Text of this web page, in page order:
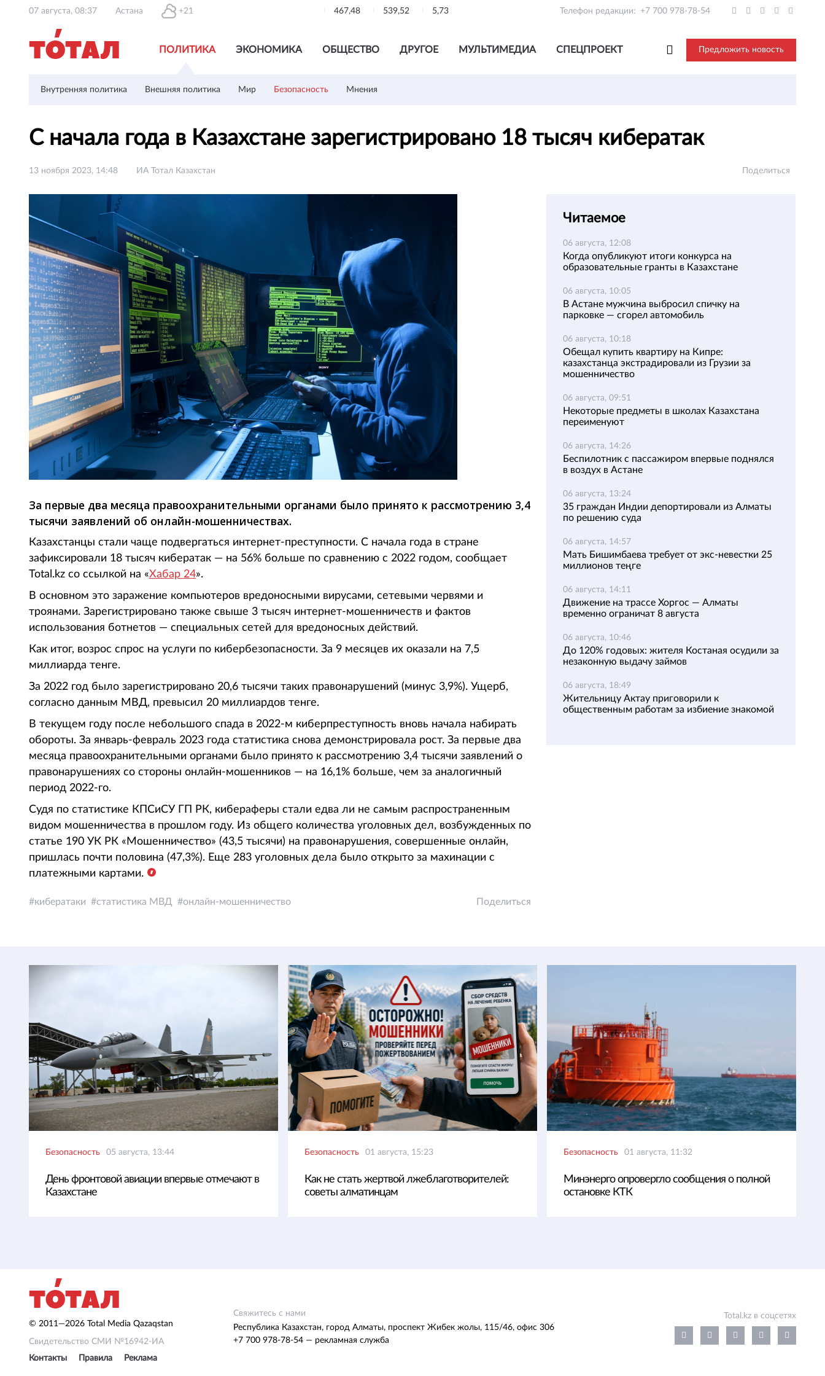
07 августа, 08:37 Астана +21 467,48 539,52 5,73 Телефон редакции: +7 700 978-78-54
ПОЛИТИКА ЭКОНОМИКА ОБЩЕСТВО ДРУГОЕ МУЛЬТИМЕДИА СПЕЦПРОЕКТ Предложить новость
Внутренняя политика Внешняя политика Мир Безопасность Мнения
С начала года в Казахстане зарегистрировано 18 тысяч кибератак
13 ноября 2023, 14:48 ИА Тотал Казахстан Поделиться
За первые два месяца правоохранительными органами было принято к рассмотрению 3,4
тысячи заявлений об онлайн-мошенничествах.
Казахстанцы стали чаще подвергаться интернет-преступности. С начала года в стране
зафиксировали 18 тысяч кибератак — на 56% больше по сравнению с 2022 годом, сообщает
Total.kz со ссылкой на «Хабар 24».
В основном это заражение компьютеров вредоносными вирусами, сетевыми червями и
троянами. Зарегистрировано также свыше 3 тысяч интернет-мошенничеств и фактов
использования ботнетов — специальных сетей для вредоносных действий.
Как итог, возрос спрос на услуги по кибербезопасности. За 9 месяцев их оказали на 7,5
миллиарда тенге.
За 2022 год было зарегистрировано 20,6 тысячи таких правонарушений (минус 3,9%). Ущерб,
согласно данным МВД, превысил 20 миллиардов тенге.
В текущем году после небольшого спада в 2022-м киберпреступность вновь начала набирать
обороты. За январь-февраль 2023 года статистика снова демонстрировала рост. За первые два
месяца правоохранительными органами было принято к рассмотрению 3,4 тысячи заявлений о
правонарушениях со стороны онлайн-мошенников — на 16,1% больше, чем за аналогичный
период 2022-го.
Судя по статистике КПСиСУ ГП РК, кибераферы стали едва ли не самым распространенным
видом мошенничества в прошлом году. Из общего количества уголовных дел, возбужденных по
статье 190 УК РК «Мошенничество» (43,5 тысячи) на правонарушения, совершенные онлайн,
пришлась почти половина (47,3%). Еще 283 уголовных дела было открыто за махинации с
платежными картами.
кибератаки статистика МВД онлайн-мошенничество Поделиться
Читаемое
06 августа, 12:08
Когда опубликуют итоги конкурса на
образовательные гранты в Казахстане
06 августа, 10:05
В Астане мужчина выбросил спичку на
парковке — сгорел автомобиль
06 августа, 10:18
Обещал купить квартиру на Кипре:
казахстанца экстрадировали из Грузии за
мошенничество
06 августа, 09:51
Некоторые предметы в школах Казахстана
переименуют
06 августа, 14:26
Беспилотник с пассажиром впервые поднялся
в воздух в Астане
06 августа, 13:24
35 граждан Индии депортировали из Алматы
по решению суда
06 августа, 14:57
Мать Бишимбаева требует от экс-невестки 25
миллионов теңге
06 августа, 14:11
Движение на трассе Хоргос — Алматы
временно ограничат 8 августа
06 августа, 10:46
До 120% годовых: жителя Костаная осудили за
незаконную выдачу займов
06 августа, 18:49
Жительницу Актау приговорили к
общественным работам за избиение знакомой
Безопасность 05 августа, 13:44
День фронтовой авиации впервые отмечают в
Казахстане
Безопасность 01 августа, 15:23
Как не стать жертвой лжеблаготворителей:
советы алматинцам
Безопасность 01 августа, 11:32
Минэнерго опровергло сообщения о полной
остановке КТК
© 2011—2026 Total Media Qazaqstan
Свидетельство СМИ №16942-ИА
Контакты
Правила Реклама
Свяжитесь с нами
Республика Казахстан, город Алматы, проспект Жибек жолы, 115/46, офис 306
+7 700 978-78-54 — рекламная служба
Total.kz в соцсетях